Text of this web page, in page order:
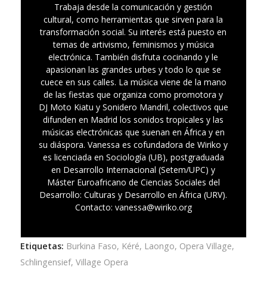
Trabaja desde la comunicación y gestión
cultural, como herramientas que sirven para la
transformación social. Su interés está puesto en
temas de artivismo, feminismos y música
electrónica. También disfruta cocinando y le
apasionan las grandes urbes y todo lo que se
cuece en sus calles. La música viene de la mano
de las fiestas que organiza como promotora y
DJ Moto Kiatu y Sonidero Mandril, colectivos que
difunden en Madrid los sonidos tropicales y las
músicas electrónicas que suenan en África y en
su diáspora. Vanessa es cofundadora de Wiriko y
es licenciada en Sociología (UB), postgraduada
en Desarrollo Internacional (Setem/UPC) y
Máster Euroafricano de Ciencias Sociales del
Desarrollo: Culturas y Desarrollo en África (URV).
Contacto: vanessa@wiriko.org
Etiquetas: Burkina Faso, Kéré, Laongo, Opera Village,
Schlingensief, Village Opera